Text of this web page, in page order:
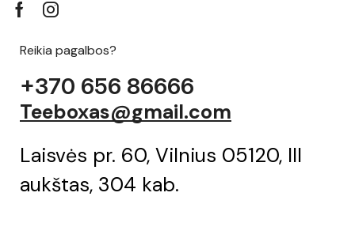
Reikia pagalbos?
+370 656 86666
Teeboxas@gmail.com
Laisvės pr. 60, Vilnius 05120, III
aukštas, 304 kab.